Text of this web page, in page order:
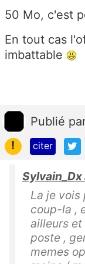
50 Mo, c'est
En tout cas
imbattable
Publié
!
citer
La je vois
coup-la ,
ailleurs
poste ,
memes